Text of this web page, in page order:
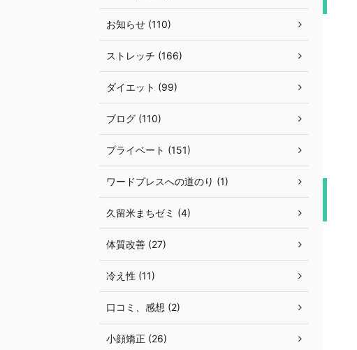
お知らせ (110)
ストレッチ (166)
ダイエット (99)
ブログ (110)
プライベート (151)
ワードプレスへの道のり (1)
久留米まちゼミ (4)
体質改善 (27)
冷え性 (11)
口コミ、感想 (2)
小顔矯正 (26)